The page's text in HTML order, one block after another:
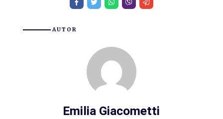
AUTOR
Emilia Giacometti